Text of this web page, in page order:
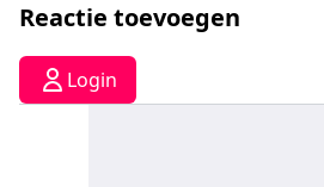
Reactie toevoegen
Login